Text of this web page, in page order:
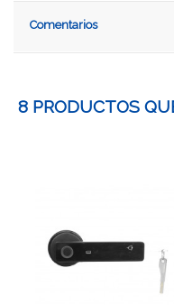
Comentarios
8 PRODUCTOS